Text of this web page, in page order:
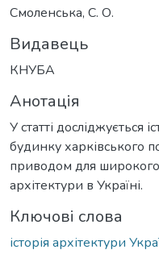
Смоленська, С. О.
Видавець
КНУБА
Анотація
У статті досліджується
будинку харківського
приводом для
архітектури в Україні.
Ключові слова
історія архітектури